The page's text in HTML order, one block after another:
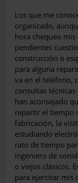
Los que me
organizado,
hora chequeo
pendientes
construcción o
para alguna
va en el teléfono,
consultas
han aconsejado
repartir el tiempo
fabricación, la
estudiando
rato de tiempo
ingeniero de
o viejos clásicos.
para ejercitar mis